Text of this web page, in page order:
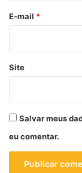
*
E-mail *
Site
Salvar meus
eu comentar.